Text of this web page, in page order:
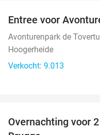
Entree voor
Avonturenpark de
Hoogerheide
Verkocht: 9.013
Overnachting voor